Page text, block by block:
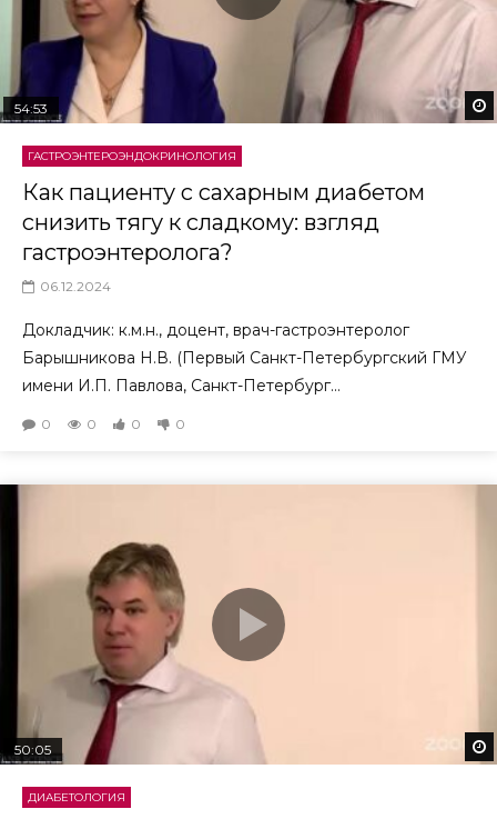
54:53
ГАСТРОЭНТЕРОЭНДОКРИНОЛОГИЯ
Как пациенту с сахарным диабетом
снизить тягу к сладкому: взгляд
гастроэнтеролога?
06.12.2024
Докладчик: к.м.н., доцент, врач-гастроэнтеролог
Барышникова Н.В. (Первый Санкт-Петербургский ГМУ
имени И.П. Павлова, Санкт-Петербург...
0 0 0 0
50:05
ДИАБЕТОЛОГИЯ